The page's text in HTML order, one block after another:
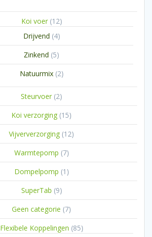
Koi voer 1212
Drijvend 44
producten
Zinkend 55
producten
Natuurmix 22
Steurvoer 22
producten
Koi verzorging 1515
producten
Vijververzorging 1212
producten
Warmtepomp 77
producten
Dompelpomp 1 1
product
SuperTab 99
producten
Geen categorie 77
producten
Flexibele Koppelingen 8585